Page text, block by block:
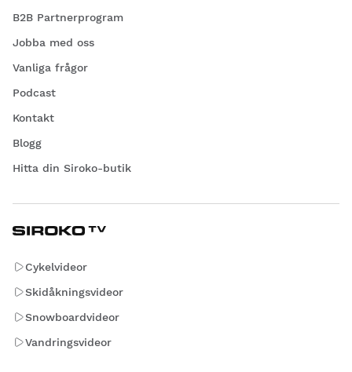
B2B Partnerprogram
Jobba med oss
Vanliga frågor
Podcast
Kontakt
Blogg
Hitta din Siroko-butik
Cykelvideor
Skidåkningsvideor
Snowboardvideor
Vandringsvideor